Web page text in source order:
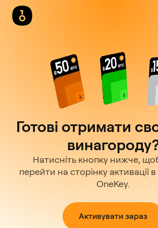
Готові отримати
Натисніть кнопку нижче,
перейти на сторінку активації
OneKey.
Активувати зараз